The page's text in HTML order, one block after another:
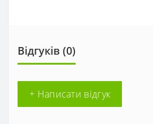
Відгуків (0)
+ Написати відгук